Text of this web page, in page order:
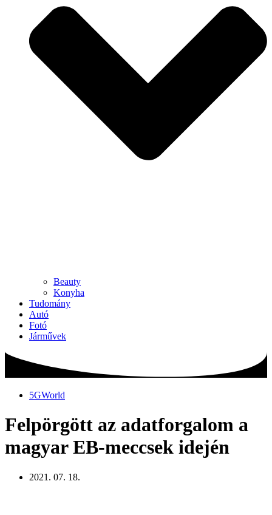
Beauty
Konyha
Tudomány
Autó
Fotó
Járművek
5GWorld
Felpörgött az adatforgalom a
magyar EB-meccsek idején
2021. 07. 18.